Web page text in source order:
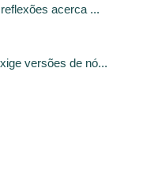
acerca ...
versões de nó...